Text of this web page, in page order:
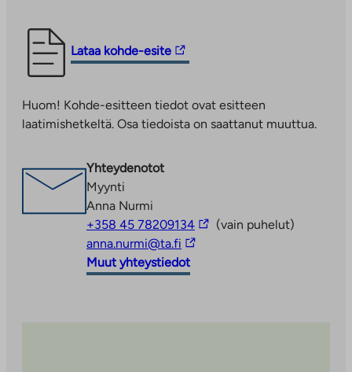
Lataa kohde-esite
Linkki
vie
palveluun.
Linkki
uuteen
välilehteen
Huom! Kohde-esitteen tiedot ovat esitteen
laatimishetkeltä. Osa tiedoista on saattanut muuttua.
Yhteydenotot
Myynti
Anna Nurmi
+358 45 78209134Linkki
vie
(vain puhelut)
anna.nurmi@ta.fi Linkki
vie
ulkopuoliseen
Muut yhteystiedot